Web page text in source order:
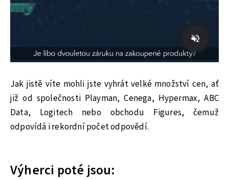
Jak jistě víte mohli jste vyhrát velké množství cen, ať
již od společnosti Playman, Cenega, Hypermax, ABC
Data, Logitech nebo obchodu Figures, čemuž
odpovídá i rekordní počet odpovědí.
Výherci poté jsou: